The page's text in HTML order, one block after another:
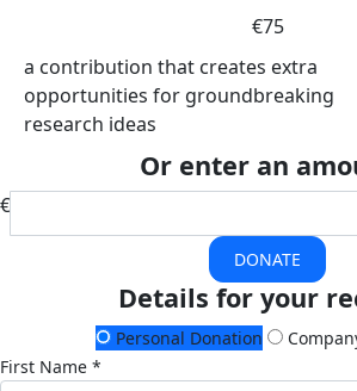
€75
a contribution that creates extra
opportunities for groundbreaking
research ideas
Or enter an
€
DONATE
Details for your
Personal Donation
First Name *